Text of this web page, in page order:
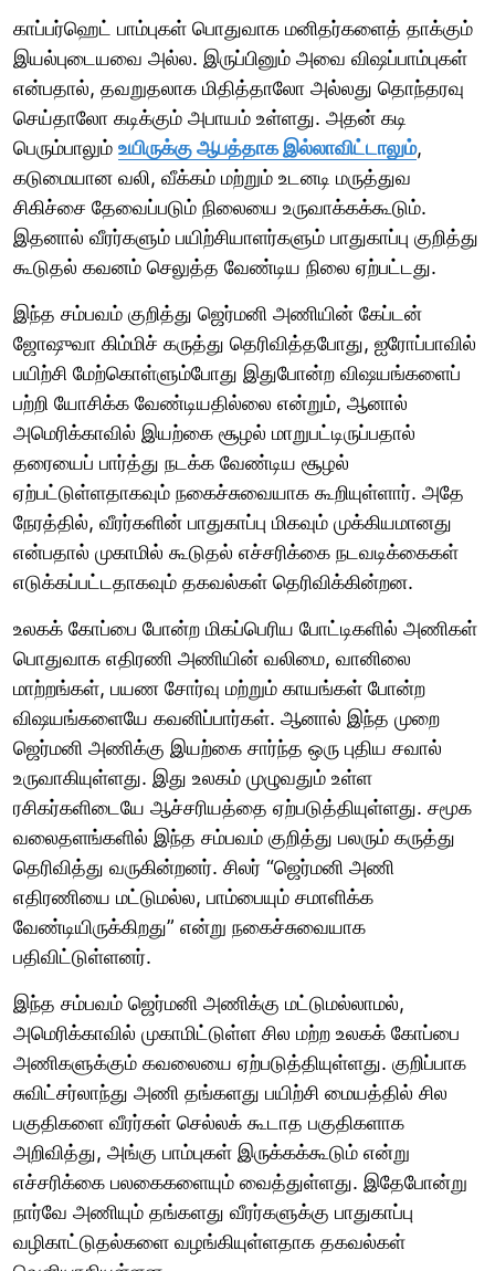
காப்பர்ஹெட் பாம்புகள் பொதுவாக மனிதர்களைத் தாக்கும்
இயல்புடையவை அல்ல. இருப்பினும் அவை விஷப்பாம்புகள்
என்பதால், தவறுதலாக மிதித்தாலோ அல்லது தொந்தரவு
செய்தாலோ கடிக்கும் அபாயம் உள்ளது. அதன் கடி
பெரும்பாலும் உயிருக்கு ஆபத்தாக இல்லாவிட்டாலும்,
கடுமையான வலி, வீக்கம் மற்றும் உடனடி மருத்துவ
சிகிச்சை தேவைப்படும் நிலையை உருவாக்கக்கூடும்.
இதனால் வீரர்களும் பயிற்சியாளர்களும் பாதுகாப்பு குறித்து
கூடுதல் கவனம் செலுத்த வேண்டிய நிலை ஏற்பட்டது.
இந்த சம்பவம் குறித்து ஜெர்மனி அணியின் கேப்டன்
ஜோஷுவா கிம்மிச் கருத்து தெரிவித்தபோது, ஐரோப்பாவில்
பயிற்சி மேற்கொள்ளும்போது இதுபோன்ற விஷயங்களைப்
பற்றி யோசிக்க வேண்டியதில்லை என்றும், ஆனால்
அமெரிக்காவில் இயற்கை சூழல் மாறுபட்டிருப்பதால்
தரையைப் பார்த்து நடக்க வேண்டிய சூழல்
ஏற்பட்டுள்ளதாகவும் நகைச்சுவையாக கூறியுள்ளார். அதே
நேரத்தில், வீரர்களின் பாதுகாப்பு மிகவும் முக்கியமானது
என்பதால் முகாமில் கூடுதல் எச்சரிக்கை நடவடிக்கைகள்
எடுக்கப்பட்டதாகவும் தகவல்கள் தெரிவிக்கின்றன.
உலகக் கோப்பை போன்ற மிகப்பெரிய போட்டிகளில் அணிகள்
பொதுவாக எதிரணி அணியின் வலிமை, வானிலை
மாற்றங்கள், பயண சோர்வு மற்றும் காயங்கள் போன்ற
விஷயங்களையே கவனிப்பார்கள். ஆனால் இந்த முறை
ஜெர்மனி அணிக்கு இயற்கை சார்ந்த ஒரு புதிய சவால்
உருவாகியுள்ளது. இது உலகம் முழுவதும் உள்ள
ரசிகர்களிடையே ஆச்சரியத்தை ஏற்படுத்தியுள்ளது. சமூக
வலைதளங்களில் இந்த சம்பவம் குறித்து பலரும் கருத்து
தெரிவித்து வருகின்றனர். சிலர் “ஜெர்மனி அணி
எதிரணியை மட்டுமல்ல, பாம்பையும் சமாளிக்க
வேண்டியிருக்கிறது” என்று நகைச்சுவையாக
பதிவிட்டுள்ளனர்.
இந்த சம்பவம் ஜெர்மனி அணிக்கு மட்டுமல்லாமல்,
அமெரிக்காவில் முகாமிட்டுள்ள சில மற்ற உலகக் கோப்பை
அணிகளுக்கும் கவலையை ஏற்படுத்தியுள்ளது. குறிப்பாக
சுவிட்சர்லாந்து அணி தங்களது பயிற்சி மையத்தில் சில
பகுதிகளை வீரர்கள் செல்லக் கூடாத பகுதிகளாக
அறிவித்து, அங்கு பாம்புகள் இருக்கக்கூடும் என்று
எச்சரிக்கை பலகைகளையும் வைத்துள்ளது. இதேபோன்று
நார்வே அணியும் தங்களது வீரர்களுக்கு பாதுகாப்பு
வழிகாட்டுதல்களை வழங்கியுள்ளதாக தகவல்கள்